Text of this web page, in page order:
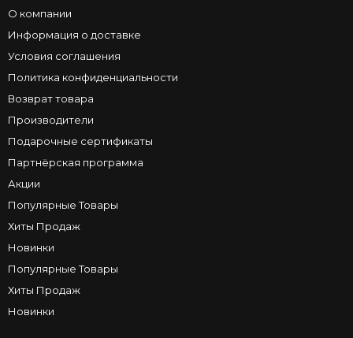
О компании
Информация о доставке
Условия соглашения
Политика конфиденциальности
Возврат товара
Производители
Подарочные сертификаты
Партнёрская программа
Акции
Популярные Товары
Хиты Продаж
Новинки
Популярные Товары
Хиты Продаж
Новинки